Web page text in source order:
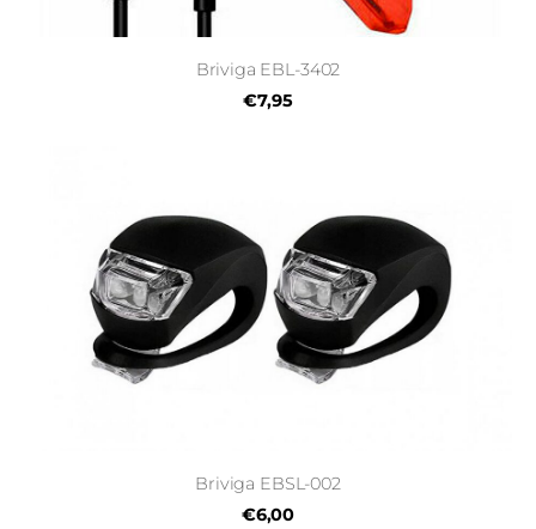
Briviga EBL-3402
€7,95
Briviga EBSL-002
€6,00